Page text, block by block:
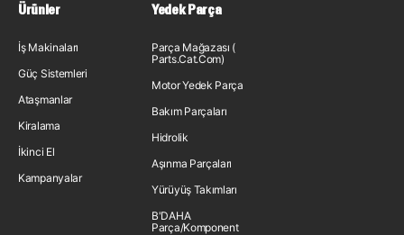
Ürünler
İş Makinaları
Güç Sistemleri
Ataşmanlar
Kiralama
İkinci El
Kampanyalar
Yedek Parça
Parça Mağazası (
Parts.Cat.Com)
Motor Yedek Parça
Bakım Parçaları
Hidrolik
Aşınma Parçaları
Yürüyüş Takımları
B'DAHA
Parça/Komponent